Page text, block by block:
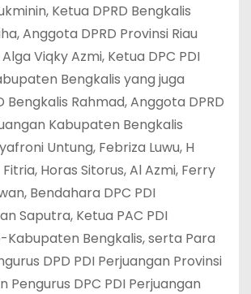
Ketua DPRD Bengkalis
Anggota DPRD Provinsi Riau
Viqky Azmi, Ketua DPC PDI
Bengkalis yang juga
Bengkalis Rahmad, Anggota DPRD
Kabupaten Bengkalis
Untung, Febriza Luwu, H
Horas Sitorus, Al Azmi, Ferry
Bendahara DPC PDI
Saputra, Ketua PAC PDI
Kabupaten Bengkalis, serta Para
DPD PDI Perjuangan Provinsi
Pengurus DPC PDI Perjuangan